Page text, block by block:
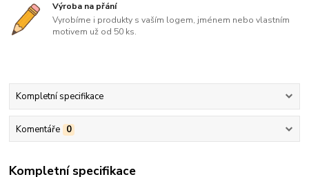
Výroba na přání
Vyrobíme i produkty s vaším logem, jménem nebo vlastním
motivem už od 50 ks.
Kompletní specifikace
Komentáře 0
Kompletní specifikace